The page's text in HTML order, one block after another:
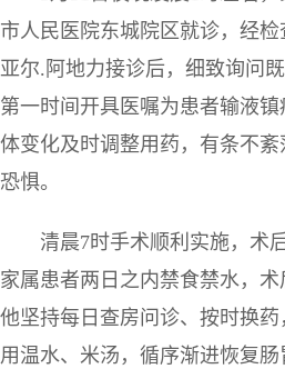
市人民医院东城院区就诊，经
亚尔.阿地力接诊后，细致询问
第一时间开具医嘱为患者输液
体变化及时调整用药，有条不
恐惧。
清晨7时手术顺利实施，术
家属患者两日之内禁食禁水，
他坚持每日查房问诊、按时换
用温水、米汤，循序渐进恢复肠